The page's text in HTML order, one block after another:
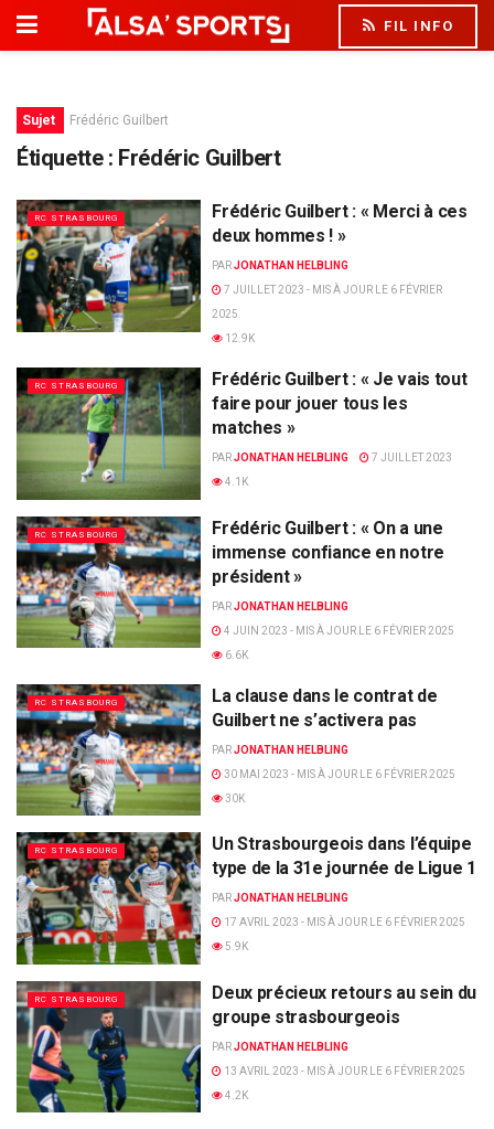
FIL INFO
Sujet Frédéric Guilbert
Étiquette : Frédéric Guilbert
RC STRASBOURG
Frédéric Guilbert : « Merci à ces
deux hommes ! »
PARJONATHAN HELBLING
7 JUILLET 2023 - MIS À JOUR LE 6 FÉVRIER
2025
12.9K
RC STRASBOURG
Frédéric Guilbert : « Je vais tout
faire pour jouer tous les
matches »
PARJONATHAN HELBLING
7 JUILLET 2023
4.1K
RC STRASBOURG
Frédéric Guilbert : « On a une
immense confiance en notre
président »
PARJONATHAN HELBLING
4 JUIN 2023 - MIS À JOUR LE 6 FÉVRIER 2025
6.6K
RC STRASBOURG
La clause dans le contrat de
Guilbert ne s’activera pas
PARJONATHAN HELBLING
30 MAI 2023 - MIS À JOUR LE 6 FÉVRIER 2025
30K
RC STRASBOURG
Un Strasbourgeois dans l’équipe
type de la 31e journée de Ligue 1
PARJONATHAN HELBLING
17 AVRIL 2023 - MIS À JOUR LE 6 FÉVRIER 2025
5.9K
RC STRASBOURG
Deux précieux retours au sein du
groupe strasbourgeois
PARJONATHAN HELBLING
13 AVRIL 2023 - MIS À JOUR LE 6 FÉVRIER 2025
4.2K